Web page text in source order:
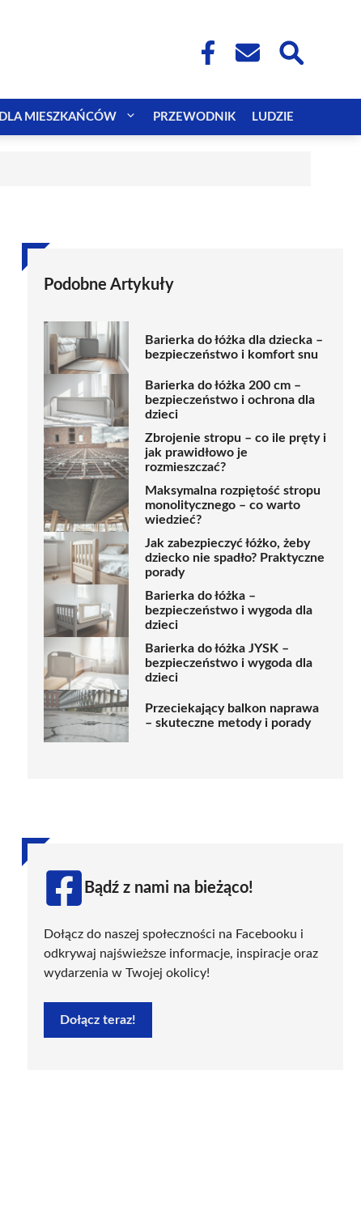
DLA MIESZKAŃCÓW PRZEWODNIK LUDZIE
Podobne Artykuły
Barierka do łóżka dla dziecka –
bezpieczeństwo i komfort snu
Barierka do łóżka 200 cm –
bezpieczeństwo i ochrona dla
dzieci
Zbrojenie stropu – co ile pręty i
jak prawidłowo je
rozmieszczać?
Maksymalna rozpiętość stropu
monolitycznego – co warto
wiedzieć?
Jak zabezpieczyć łóżko, żeby
dziecko nie spadło? Praktyczne
porady
Barierka do łóżka –
bezpieczeństwo i wygoda dla
dzieci
Barierka do łóżka JYSK –
bezpieczeństwo i wygoda dla
dzieci
Przeciekający balkon naprawa
– skuteczne metody i porady
Bądź z nami na bieżąco!
Dołącz do naszej społeczności na Facebooku i
odkrywaj najświeższe informacje, inspiracje oraz
wydarzenia w Twojej okolicy!
Dołącz teraz!